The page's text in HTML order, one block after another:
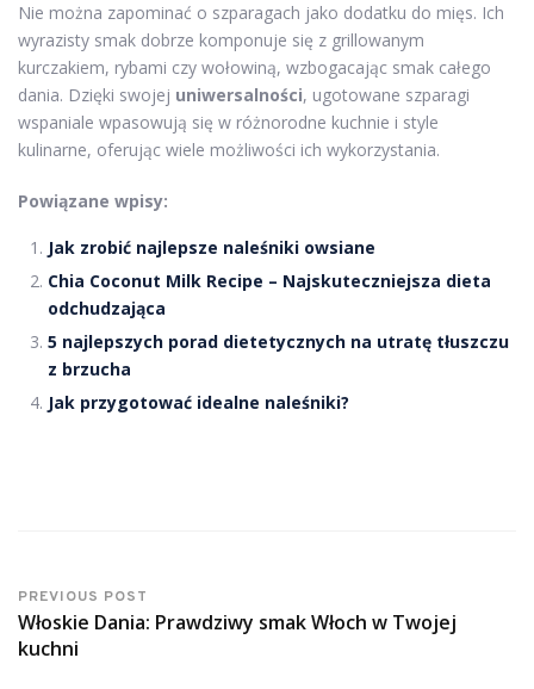
Nie można zapominać o szparagach jako dodatku do mięs. Ich
wyrazisty smak dobrze komponuje się z grillowanym
kurczakiem, rybami czy wołowiną, wzbogacając smak całego
dania. Dzięki swojej uniwersalności, ugotowane szparagi
wspaniale wpasowują się w różnorodne kuchnie i style
kulinarne, oferując wiele możliwości ich wykorzystania.
Powiązane wpisy:
Jak zrobić najlepsze naleśniki owsiane
Chia Coconut Milk Recipe – Najskuteczniejsza dieta
odchudzająca
5 najlepszych porad dietetycznych na utratę tłuszczu
z brzucha
Jak przygotować idealne naleśniki?
PREVIOUS POST
Włoskie Dania: Prawdziwy smak Włoch w Twojej
kuchni